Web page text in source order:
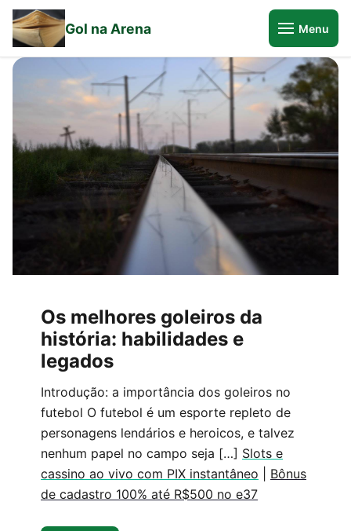
Gol na Arena Menu
Os melhores goleiros da
história: habilidades e
legados
Introdução: a importância dos goleiros no
futebol O futebol é um esporte repleto de
personagens lendários e heroicos, e talvez
nenhum papel no campo seja […] Slots e
cassino ao vivo com PIX instantâneo
Bônus
de cadastro 100% até R$500 no e37